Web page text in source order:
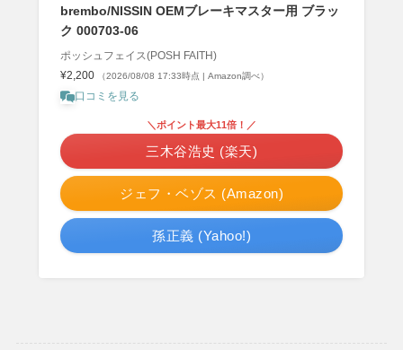
brembo/NISSIN OEMブレーキマスター用 ブラッ
ク 000703-06
ポッシュフェイス(POSH FAITH)
¥2,200
（2026/08/08 17:33時点 | Amazon調べ）
口コミを見る
ジェフ・ベゾス (Amazon)
＼ポイント最大11倍！／
三木谷浩史 (楽天)
孫正義 (Yahoo!)